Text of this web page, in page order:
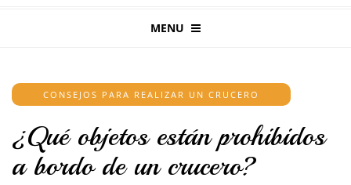
MENU
CONSEJOS PARA REALIZAR UN CRUCERO
¿Qué objetos están prohibidos
a bordo de un crucero?